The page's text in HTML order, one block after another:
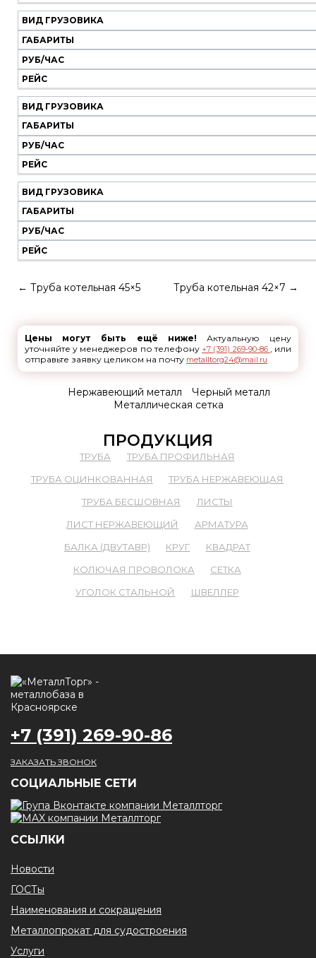
ВИД ГРУЗОВИКА
ГАБАРИТЫ
РУБ/ЧАС
РЕЙС
ВИД ГРУЗОВИКА
ГАБАРИТЫ
РУБ/ЧАС
РЕЙС
ВИД ГРУЗОВИКА
ГАБАРИТЫ
РУБ/ЧАС
РЕЙС
← Труба котельная 45×5 Труба котельная 42×7 →
Цены могут быть ещё ниже! Актуальную цену
уточняйте у менеджеров по телефону +7 (391) 269-90-86 , или
отправьте заявку целиком на почту metalltorg24@mail.ru
Нержавеющий металл
Черный металл
Металлическая сетка
ПРОДУКЦИЯ
ТРУБА
ТРУБА ПРОФИЛЬНАЯ
ТРУБА ОЦИНКОВАННАЯ
ТРУБА НЕРЖАВЕЮЩАЯ
ТРУБА БЕСШОВНАЯ
ЛИСТЫ
ЛИСТ НЕРЖАВЕЮЩИЙ
АРМАТУРА
БАЛКА (ДВУТАВР)
КРУГ
КВАДРАТ
КОЛЮЧАЯ ПРОВОЛОКА
СЕТКА
УГОЛОК СТАЛЬНОЙ
ШВЕЛЛЕР
+7 (391) 269-90-86
ЗАКАЗАТЬ ЗВОНОК
CОЦИАЛЬНЫЕ СЕТИ
ССЫЛКИ
Новости
ГОСТы
Наименования и сокращения
Металлопрокат для судостроения
Услуги